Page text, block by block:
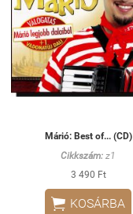
Márió: Best of... (CD)
Cikkszám: z1
3 490 Ft
 KOSÁRBA